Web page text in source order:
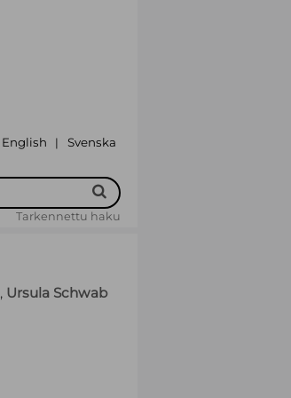
English | Svenska
Tarkennettu haku
, Ursula Schwab